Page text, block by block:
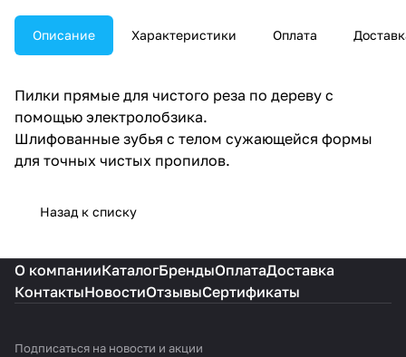
Описание Характеристики Оплата
Пилки прямые для чистого реза по дереву с
помощью электролобзика.
Шлифованные зубья с телом сужающейся формы
для точных чистых пропилов.
Назад к списку
О компанииКаталогБрендыОплатаДоставка
КонтактыНовостиОтзывыСертификаты
Подписаться на новости и акции